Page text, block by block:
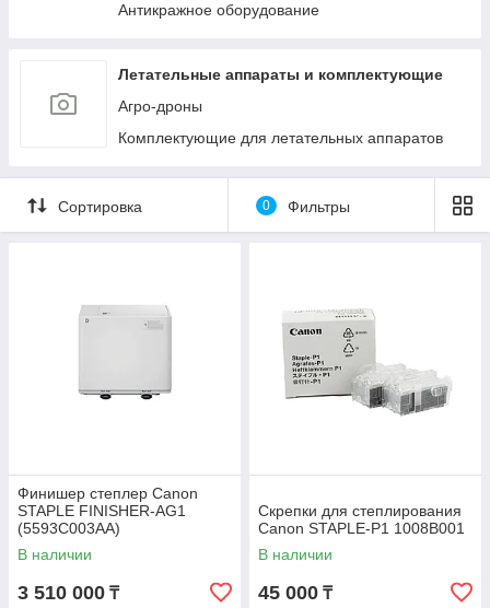
электрические и ножные)
Антикражное оборудование
Летательные аппараты и комплектующие
Агро-дроны
Комплектующие для летательных аппаратов
Сортировка 0 Фильтры
Финишер степлер Canon
STAPLE FINISHER-AG1
(5593C003AA)
В наличии
3 510 000 ₸
Скрепки для степлирования
Canon STAPLE-P1 1008B001
В наличии
45 000 ₸